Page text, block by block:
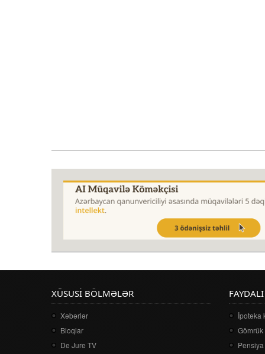
XÜSUSI BÖLMƏLƏR
Xəbərlər
Bloqlar
De Jure TV
FAYDALI
İpoteka